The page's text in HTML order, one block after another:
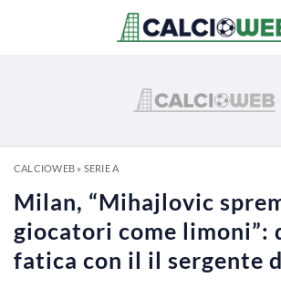
CALCIOWEB» SERIE A
Milan, “Mihajlovic
giocatori come limoni”:
fatica con il il sergente